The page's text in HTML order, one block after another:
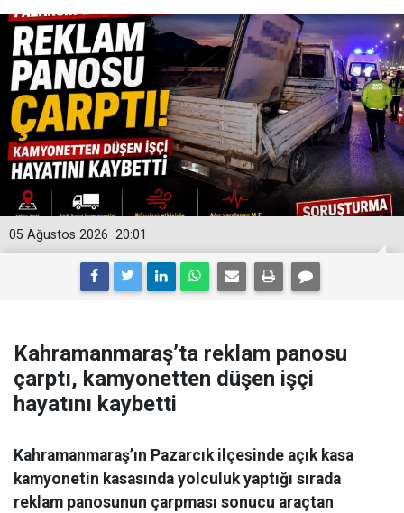
20:01
05 Ağustos 2026
Kahramanmaraş’ta reklam panosu
çarptı, kamyonetten düşen işçi
hayatını kaybetti
Kahramanmaraş’ın Pazarcık ilçesinde açık kasa
kamyonetin kasasında yolculuk yaptığı sırada
reklam panosunun çarpması sonucu araçtan